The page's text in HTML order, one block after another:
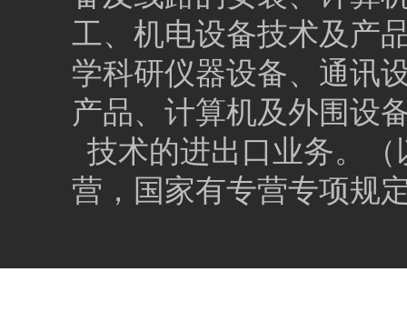
工、机电设备技术及产
学科研仪器设备、通讯
产品、计算机及外围设
技术的进出口业务。
营，国家有专营专项规